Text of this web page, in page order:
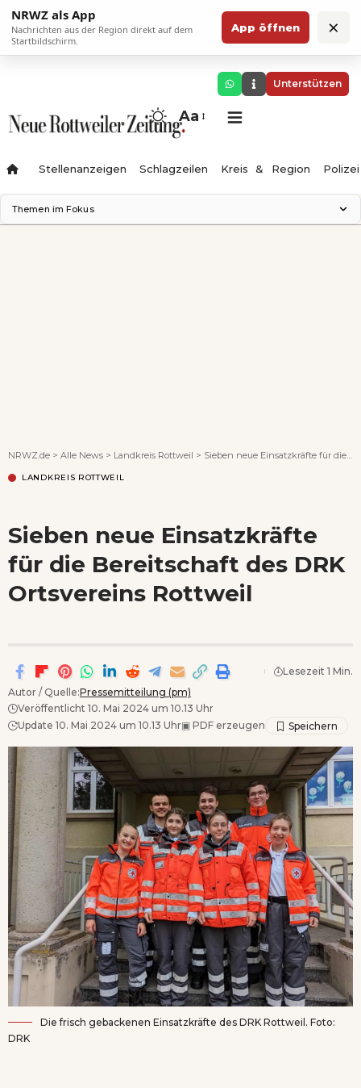
NRWZ als App
Nachrichten aus der Region direkt auf dem
Startbildschirm.
App öffnen ×
Unterstützen
Aa
Stellenanzeigen Schlagzeilen Kreis & Region Polizei
Themen im Fokus
NRWZ.de > Alle News > Landkreis Rottweil > Sieben neue Einsatzkräfte für die Bereitschaft des DRK Ortsvereins Rottweil
LANDKREIS ROTTWEIL
Sieben neue Einsatzkräfte
für die Bereitschaft des DRK
Ortsvereins Rottweil
Autor / Quelle:Pressemitteilung (pm)
Veröffentlicht 10. Mai 2024 um 10.13 Uhr
Update 10. Mai 2024 um 10.13 Uhr▣ PDF erzeugen
Lesezeit 1 Min.
Die frisch gebackenen Einsatzkräfte des DRK Rottweil. Foto:
DRK